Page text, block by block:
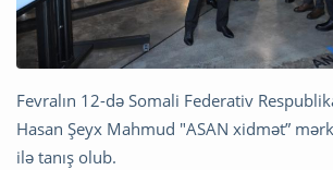
Fevralın 12-də Somali Federativ
Hasan Şeyx Mahmud "ASAN xidmət”
ilə tanış olub.